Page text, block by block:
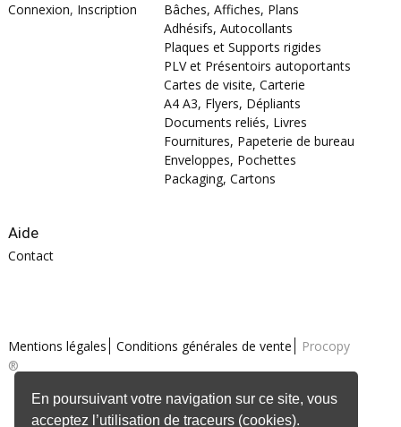
En poursuivant votre navigation sur ce site, vous
acceptez l’utilisation de traceurs (cookies).
Connexion, Inscription
Bâches, Affiches, Plans
Adhésifs, Autocollants
Plaques et Supports rigides
PLV et Présentoirs autoportants
Cartes de visite, Carterie
A4 A3, Flyers, Dépliants
Documents reliés, Livres
Fournitures, Papeterie de bureau
Enveloppes, Pochettes
Packaging, Cartons
Aide
Contact
Mentions légales Conditions générales de vente
Procopy
®